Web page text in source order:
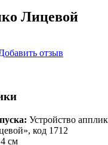
Лицевой
отзыв
Устройство
код 1712
см